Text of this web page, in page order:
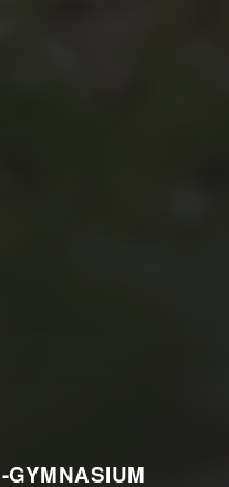
GYMNASIUM